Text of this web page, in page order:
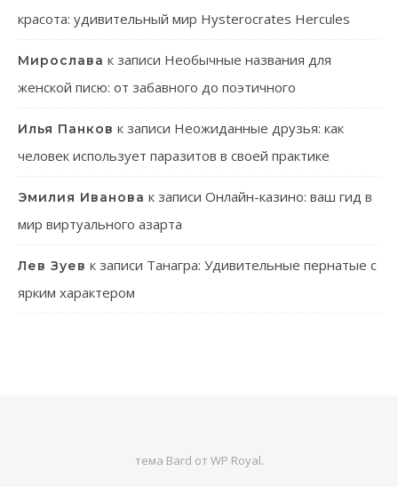
красота: удивительный мир Hysterocrates Hercules
Мирослава к записи Необычные названия для
женской писю: от забавного до поэтичного
Илья Панков к записи Неожиданные друзья: как
человек использует паразитов в своей практике
Эмилия Иванова к записи Онлайн-казино: ваш гид в
мир виртуального азарта
Лев Зуев к записи Танагра: Удивительные пернатые с
ярким характером
тема Bard от WP Royal.